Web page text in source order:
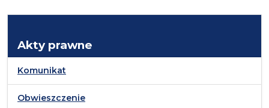
Akty prawne
Komunikat
Obwieszczenie